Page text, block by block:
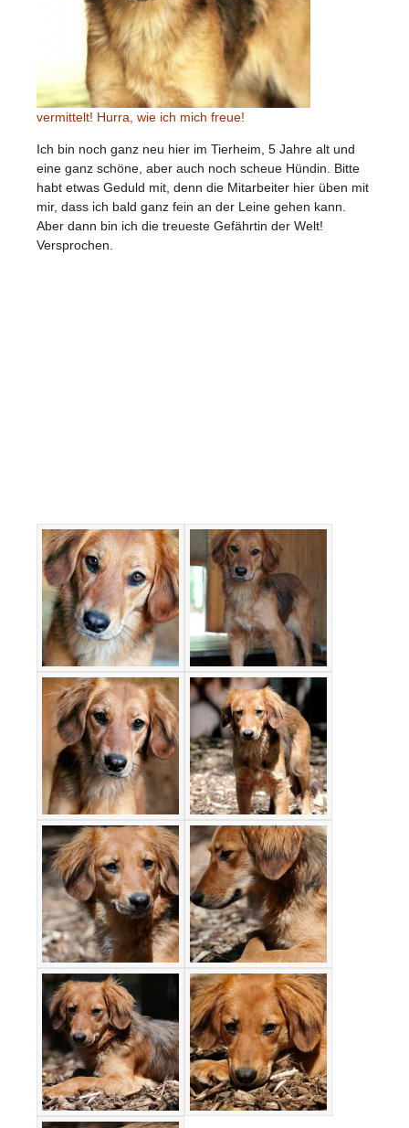
vermittelt! Hurra, wie ich mich freue!
Ich bin noch ganz neu hier im Tierheim, 5 Jahre alt und
eine ganz schöne, aber auch noch scheue Hündin. Bitte
habt etwas Geduld mit, denn die Mitarbeiter hier üben mit
mir, dass ich bald ganz fein an der Leine gehen kann.
Aber dann bin ich die treueste Gefährtin der Welt!
Versprochen.